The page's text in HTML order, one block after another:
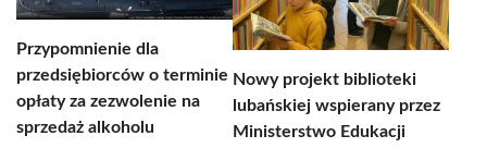
Przypomnienie dla
przedsiębiorców o terminie
opłaty za zezwolenie na
sprzedaż alkoholu
Nowy projekt biblioteki
lubańskiej wspierany przez
Ministerstwo Edukacji